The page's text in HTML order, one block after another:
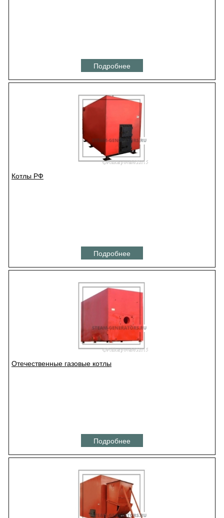
Подробнее
Котлы РФ
Подробнее
Отечественные газовые котлы
Подробнее